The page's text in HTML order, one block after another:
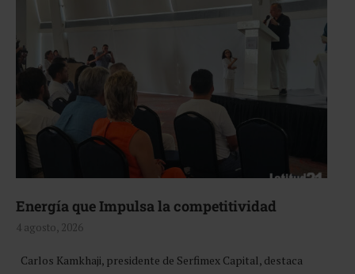
Energía que Impulsa la competitividad
4 agosto, 2026
Carlos Kamkhaji, presidente de Serfimex Capital, destaca